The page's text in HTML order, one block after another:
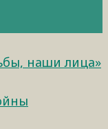
наши лица»